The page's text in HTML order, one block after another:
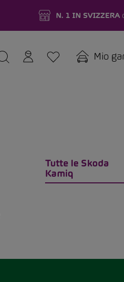
N. 1 IN SVIZZERA
Mio
Tutte le Skoda
Kamiq